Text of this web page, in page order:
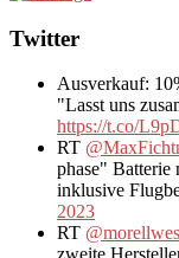
Twitter
Ausverkauf:
"Lasst uns
https://t.co/
RT
phase" Batterie
inklusive
2023
RT